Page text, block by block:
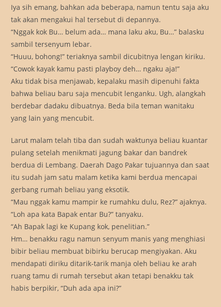
Iya sih emang, bahkan ada beberapa, namun tentu saja aku
tak akan mengakui hal tersebut di depannya.
“Nggak kok Bu… belum ada… mana laku aku, Bu…” balasku
sambil tersenyum lebar.
“Huuu, bohong!” teriaknya sambil dicubitnya lengan kiriku.
“Cowok kayak kamu pasti playboy deh… ngaku aja!”
Aku tidak bisa menjawab, kepalaku masih dipenuhi fakta
bahwa beliau baru saja mencubit lenganku. Ugh, alangkah
berdebar dadaku dibuatnya. Beda bila teman wanitaku
yang lain yang mencubit.
Larut malam telah tiba dan sudah waktunya beliau kuantar
pulang setelah menikmati jagung bakar dan bandrek
berdua di Lembang. Daerah Dago Pakar tujuannya dan saat
itu sudah jam satu malam ketika kami berdua mencapai
gerbang rumah beliau yang eksotik.
“Mau nggak kamu mampir ke rumahku dulu, Rez?” ajaknya.
“Loh apa kata Bapak entar Bu?” tanyaku.
“Ah Bapak lagi ke Kupang kok, penelitian.”
Hm… benakku ragu namun senyum manis yang menghiasi
bibir beliau membuat bibirku berucap mengiyakan. Aku
mendapati diriku ditarik-tarik manja oleh beliau ke arah
ruang tamu di rumah tersebut akan tetapi benakku tak
habis berpikir, “Duh ada apa ini?”